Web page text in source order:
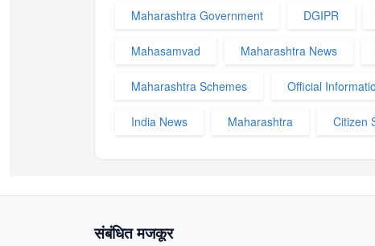
Maharashtra Government DGIPR
Mahasamvad Maharashtra News
Maharashtra Schemes Official
India News Maharashtra Citizen
संबंधित मजकूर